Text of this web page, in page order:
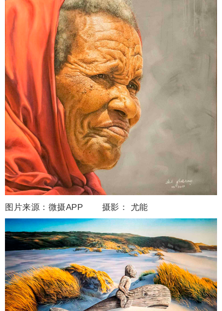
图片来源：微摄APP 摄影： 尤能